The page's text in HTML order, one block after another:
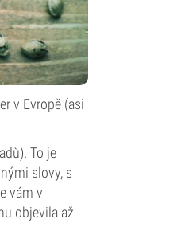
v Evropě (asi
To je
slovy, s
vám v
objevila až